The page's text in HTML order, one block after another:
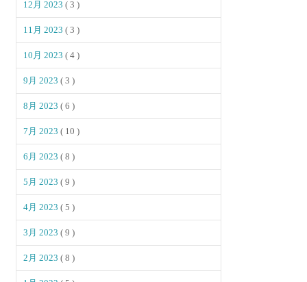
12月 2023( 3 )
11月 2023( 3 )
10月 2023( 4 )
9月 2023( 3 )
8月 2023( 6 )
7月 2023( 10 )
6月 2023( 8 )
5月 2023( 9 )
4月 2023( 5 )
3月 2023( 9 )
2月 2023( 8 )